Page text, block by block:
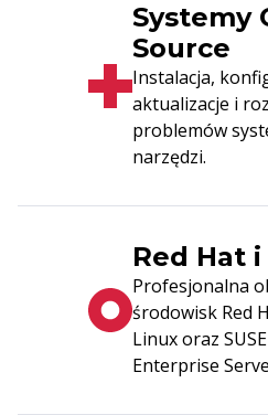
Systemy
Source
Instalacja,
aktualizacje i
problemów
narzędzi.
Red Hat i
Profesjonalna
środowisk Red
Linux oraz
Enterprise